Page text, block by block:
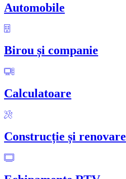
Automobile
Birou și companie
Calculatoare
Construcție și renovare